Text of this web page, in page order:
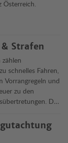
Österreich.
Strafen
schnelles Fahren,
Vorrangregeln und
zu den
Die
Rechtsfolgen in